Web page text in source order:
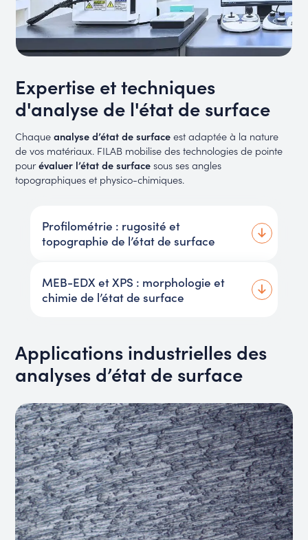
Expertise et techniques
d'analyse de l'état de surface
Chaqueanalyse d’état de surfaceest adaptée à la nature
de vos matériaux. FILAB mobilise des technologies de pointe
pourévaluer l’état de surfacesous ses angles
topographiques et physico-chimiques.
Profilométrie : rugosité et
topographie de l’état de surface
MEB-EDX et XPS : morphologie et
chimie de l’état de surface
Applications industrielles des
analyses d’état de surface